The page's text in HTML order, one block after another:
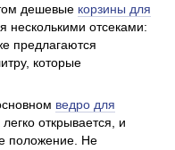
дешевые корзины для
несколькими отсеками:
предлагаются
которые
ведро для
открывается, и
положение. Не